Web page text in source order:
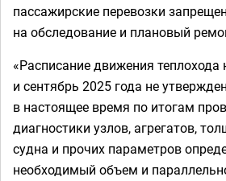
пассажирские перевозки
на обследование и плановый
«Расписание движения теплохода
и сентябрь 2025 года не
в настоящее время по итогам
диагностики узлов, агрегатов,
судна и прочих параметров
необходимый объем и